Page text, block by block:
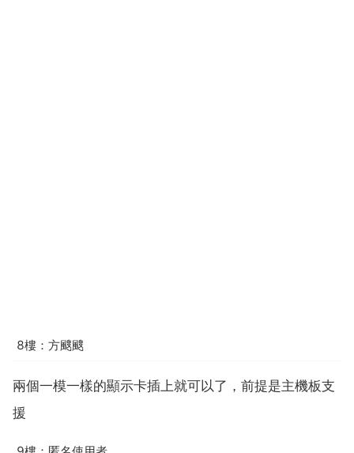
8樓：方颼颼
兩個一模一樣的顯示卡插上就可以了，前提是主機板支
援